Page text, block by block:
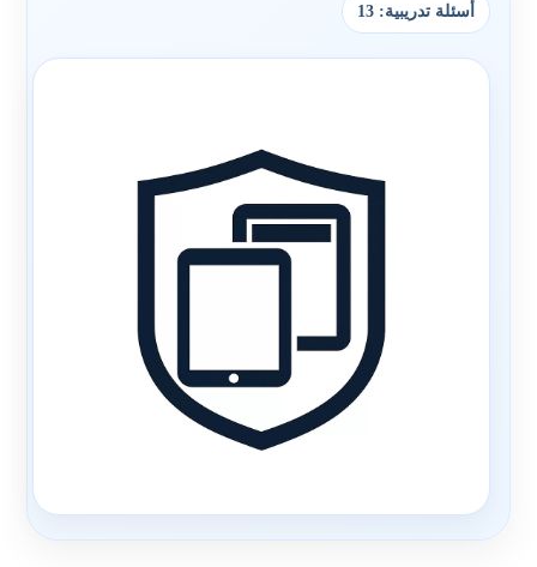
أسئلة تدريبية: 13